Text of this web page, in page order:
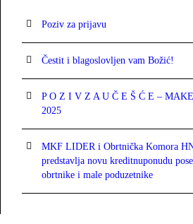
Poziv za prijavu
Čestit i blagoslovljen vam Božić!
P O Z I V Z A U Č E Š Ć E –
2025
MKF LIDER i Obrtnička Komora
predstavlja novu kreditnuponudu
obrtnike i male poduzetnike